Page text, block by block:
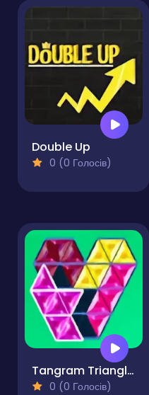
Double Up
0 (0 Голосів)
Tangram Triangle Block Puzzle
0 (0 Голосів)